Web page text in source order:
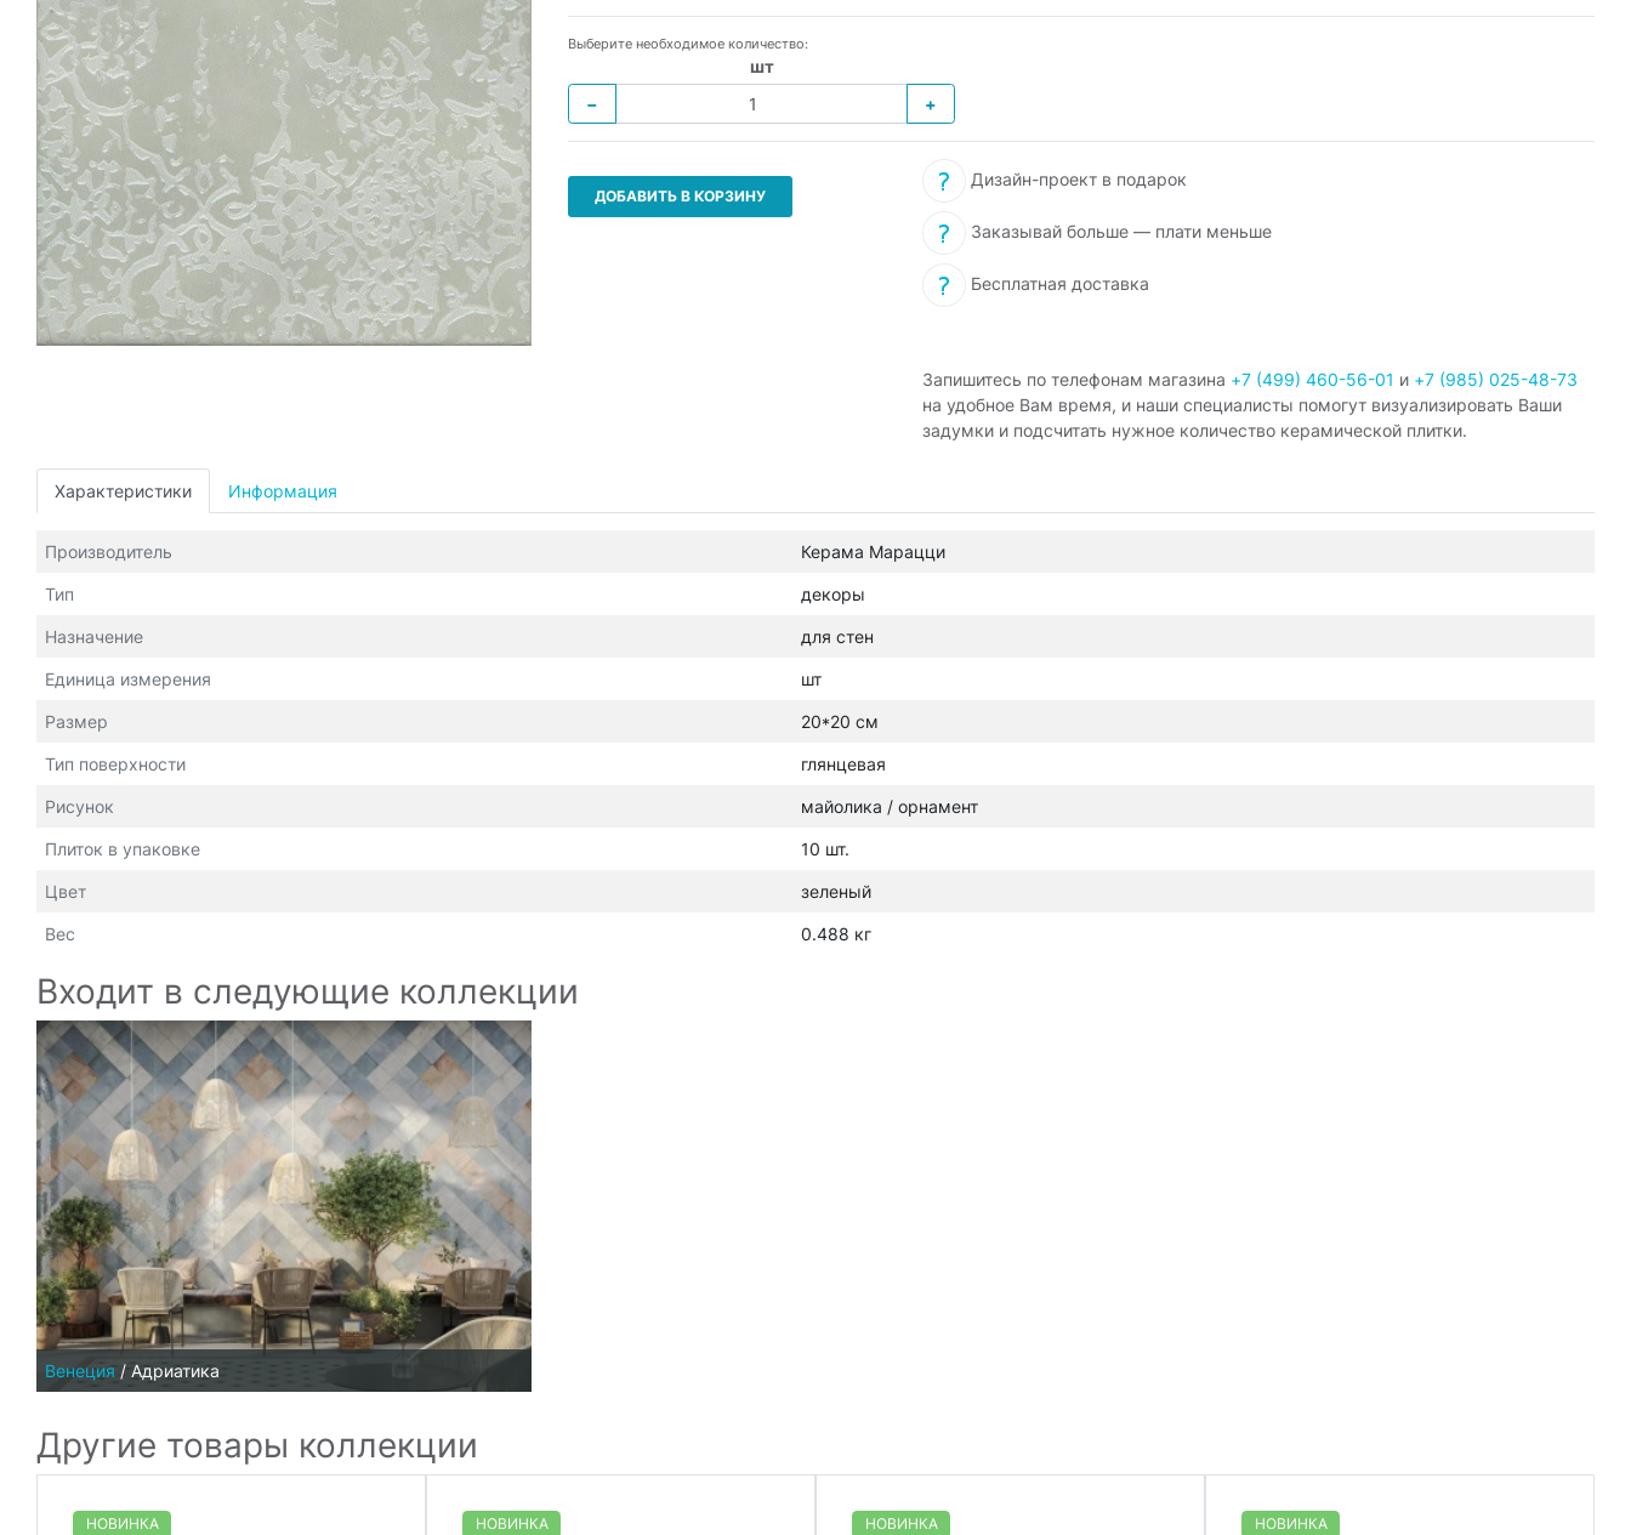
Выберите необходимое количество:
шт
−
+
ДОБАВИТЬ В КОРЗИНУ
Дизайн-проект в подарок
Заказывай больше — плати меньше
Бесплатная доставка
Запишитесь по телефонам магазина +7 (499) 460-56-01 и +7 (985) 025-48-73
на удобное Вам время, и наши специалисты помогут визуализировать Ваши
задумки и подсчитать нужное количество керамической плитки.
Характеристики Информация
Производитель Керама Марацци
Тип декоры
Назначение для стен
Единица измерения шт
Размер 20*20 см
Тип поверхности глянцевая
Рисунок майолика / орнамент
Плиток в упаковке 10 шт.
Цвет зеленый
Вес 0.488 кг
Входит в следующие коллекции
Венеция / Адриатика
Другие товары коллекции
НОВИНКА НОВИНКА НОВИНКА НОВИНКА